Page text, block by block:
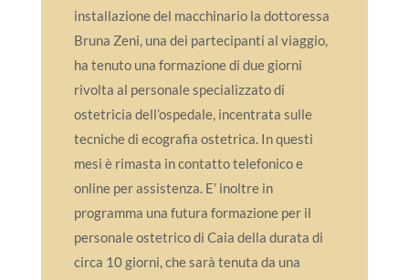
installazione del macchinario la dottoressa
Bruna Zeni, una dei partecipanti al viaggio,
ha tenuto una formazione di due giorni
rivolta al personale specializzato di
ostetricia dell’ospedale, incentrata sulle
tecniche di ecografia ostetrica. In questi
mesi è rimasta in contatto telefonico e
online per assistenza. E’ inoltre in
programma una futura formazione per il
personale ostetrico di Caia della durata di
circa 10 giorni, che sarà tenuta da una